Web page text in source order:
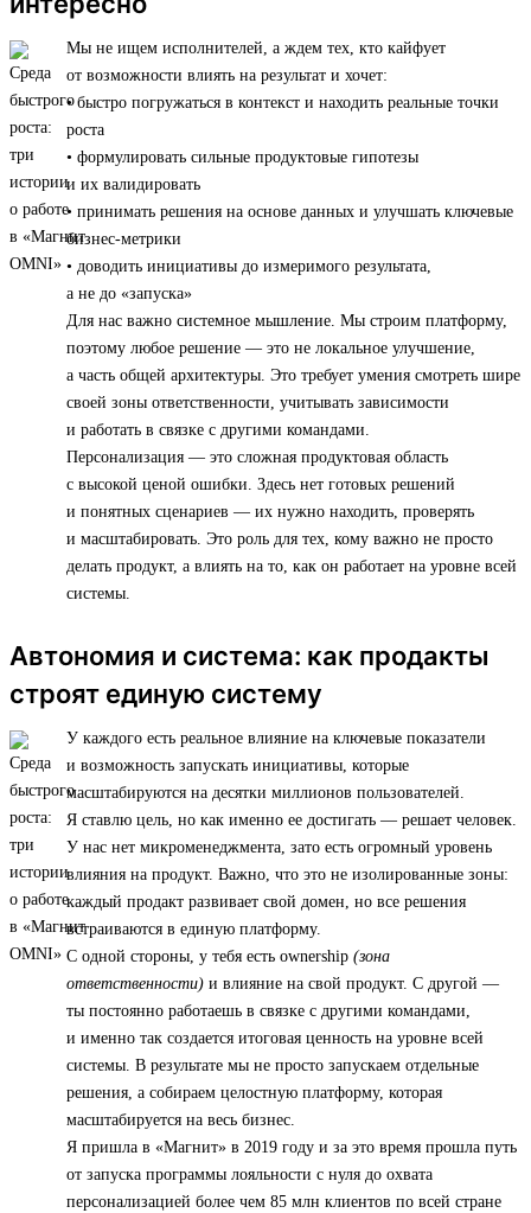
Мы не ищем исполнителей, а ждем тех, кто кайфует
от возможности влиять на результат и хочет:
• быстро погружаться в контекст и находить реальные точки
роста
• формулировать сильные продуктовые гипотезы
и их валидировать
• принимать решения на основе данных и улучшать ключевые
бизнес-метрики
• доводить инициативы до измеримого результата,
а не до «запуска»
Для нас важно системное мышление. Мы строим платформу,
поэтому любое решение — это не локальное улучшение,
а часть общей архитектуры. Это требует умения смотреть шире
своей зоны ответственности, учитывать зависимости
и работать в связке с другими командами.
Персонализация — это сложная продуктовая область
с высокой ценой ошибки. Здесь нет готовых решений
и понятных сценариев — их нужно находить, проверять
и масштабировать. Это роль для тех, кому важно не просто
делать продукт, а влиять на то, как он работает на уровне всей
системы.
Автономия и система: как продакты
строят единую систему
У каждого есть реальное влияние на ключевые показатели
и возможность запускать инициативы, которые
масштабируются на десятки миллионов пользователей.
Я ставлю цель, но как именно ее достигать — решает человек.
У нас нет микроменеджмента, зато есть огромный уровень
влияния на продукт. Важно, что это не изолированные зоны:
каждый продакт развивает свой домен, но все решения
встраиваются в единую платформу.
С одной стороны, у тебя есть ownership (зона
ответственности) и влияние на свой продукт. С другой —
ты постоянно работаешь в связке с другими командами,
и именно так создается итоговая ценность на уровне всей
системы. В результате мы не просто запускаем отдельные
решения, а собираем целостную платформу, которая
масштабируется на весь бизнес.
Я пришла в «Магнит» в 2019 году и за это время прошла путь
от запуска программы лояльности с нуля до охвата
персонализацией более чем 85 млн клиентов по всей стране